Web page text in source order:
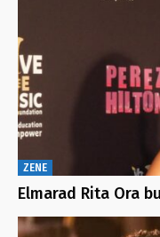
ZENE
Elmarad Rita Ora